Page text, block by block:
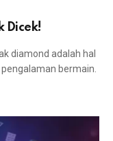
Dicek!
diamond adalah hal
bermain.